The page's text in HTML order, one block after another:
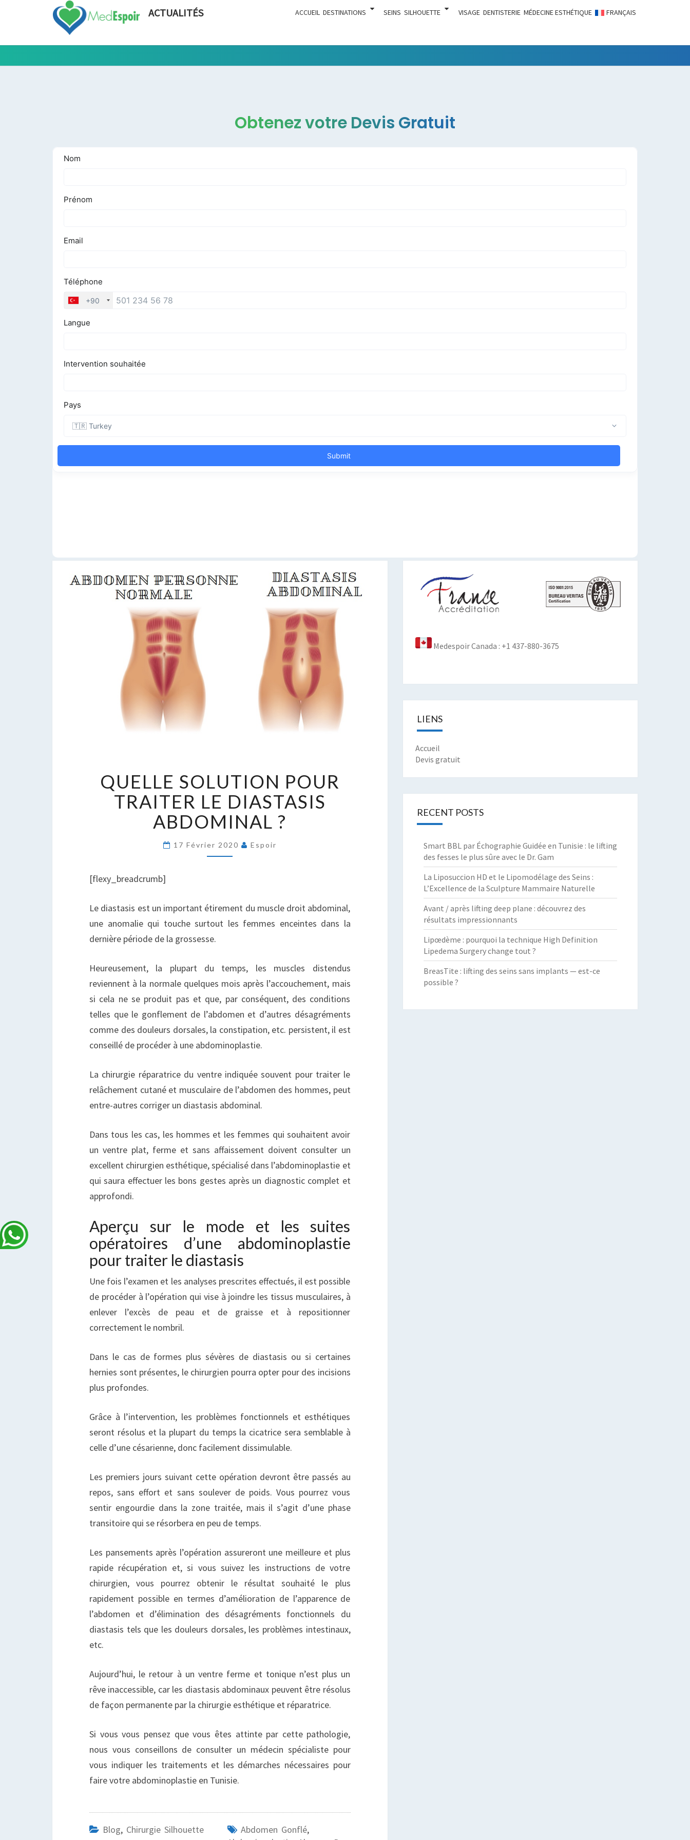
ACTUALITÉS ACCUEIL DESTINATIONS SEINS SILHOUETTE VISAGE DENTISTERIE MÉDECINE ESTHÉTIQUE FRANÇAIS
Tout Ce
Chirurgie
Esthétique
Obtenez votre Devis Gratuit
SOLUTION
POUR
TRAITER
LE
DIASTASIS
ABDOMINAL
?
QUELLE SOLUTION POUR
TRAITER LE DIASTASIS
ABDOMINAL ?
17 Février 2020 Espoir
[flexy_breadcrumb]
Le diastasis est un important étirement du muscle droit abdominal,
une anomalie qui touche surtout les femmes enceintes dans la
dernière période de la grossesse.
Heureusement, la plupart du temps, les muscles distendus
reviennent à la normale quelques mois après l’accouchement, mais
si cela ne se produit pas et que, par conséquent, des conditions
telles que le gonflement de l’abdomen et d’autres désagréments
comme des douleurs dorsales, la constipation, etc. persistent, il est
conseillé de procéder à une abdominoplastie.
La chirurgie réparatrice du ventre indiquée souvent pour traiter le
relâchement cutané et musculaire de l’abdomen des hommes, peut
entre-autres corriger un diastasis abdominal.
Dans tous les cas, les hommes et les femmes qui souhaitent avoir
un ventre plat, ferme et sans affaissement doivent consulter un
excellent chirurgien esthétique, spécialisé dans l’abdominoplastie et
qui saura effectuer les bons gestes après un diagnostic complet et
approfondi.
Aperçu sur le mode et les suites
opératoires d’une abdominoplastie
pour traiter le diastasis
Une fois l’examen et les analyses prescrites effectués, il est possible
de procéder à l’opération qui vise à joindre les tissus musculaires, à
enlever l’excès de peau et de graisse et à repositionner
correctement le nombril.
Dans le cas de formes plus sévères de diastasis ou si certaines
hernies sont présentes, le chirurgien pourra opter pour des incisions
plus profondes.
Grâce à l’intervention, les problèmes fonctionnels et esthétiques
seront résolus et la plupart du temps la cicatrice sera semblable à
celle d’une césarienne, donc facilement dissimulable.
Les premiers jours suivant cette opération devront être passés au
repos, sans effort et sans soulever de poids. Vous pourrez vous
sentir engourdie dans la zone traitée, mais il s’agit d’une phase
transitoire qui se résorbera en peu de temps.
Les pansements après l’opération assureront une meilleure et plus
rapide récupération et, si vous suivez les instructions de votre
chirurgien, vous pourrez obtenir le résultat souhaité le plus
rapidement possible en termes d’amélioration de l’apparence de
l’abdomen et d’élimination des désagréments fonctionnels du
diastasis tels que les douleurs dorsales, les problèmes intestinaux,
etc.
Aujourd’hui, le retour à un ventre ferme et tonique n’est plus un
rêve inaccessible, car les diastasis abdominaux peuvent être résolus
de façon permanente par la chirurgie esthétique et réparatrice.
Si vous vous pensez que vous êtes attinte par cette pathologie,
nous vous conseillons de consulter un médecin spécialiste pour
vous indiquer les traitements et les démarches nécessaires pour
faire votre abdominoplastie en Tunisie.
Blog, Chirurgie Silhouette Abdomen Gonflé,
Medespoir Canada : +1 437-880-3675
LIENS
Accueil
Devis gratuit
RECENT POSTS
Smart BBL par Échographie Guidée en Tunisie : le lifting
des fesses le plus sûre avec le Dr. Gam
La Liposuccion HD et le Lipomodélage des Seins :
L’Excellence de la Sculpture Mammaire Naturelle
Avant / après lifting deep plane : découvrez des
résultats impressionnants
Lipœdème : pourquoi la technique High Definition
Lipedema Surgery change tout ?
BreasTite : lifting des seins sans implants — est-ce
possible ?